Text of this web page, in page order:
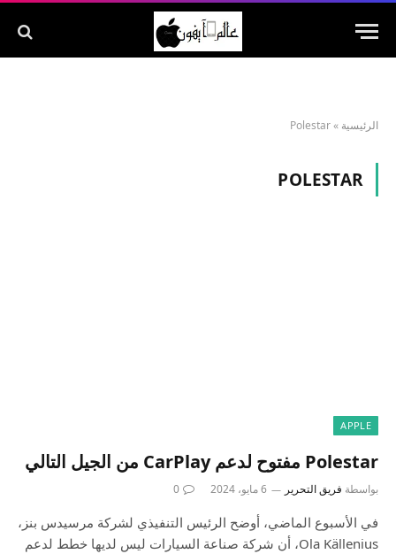
الرئيسية »
Polestar
POLESTAR
APPLE
Polestar مفتوح لدعم CarPlay من الجيل التالي
بواسطة فريق التحرير 6 مايو، 2024 0
في الأسبوع الماضي، أوضح الرئيس التنفيذي لشركة مرسيدس بنز،
Ola Källenius، أن شركة صناعة السيارات ليس لديها خطط لدعم